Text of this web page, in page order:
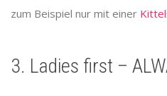
zum Beispiel nur mit einer
3. Ladies first –